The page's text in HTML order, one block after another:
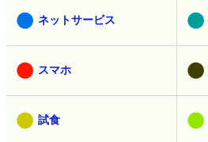
ネットサービス
スマホ
試食